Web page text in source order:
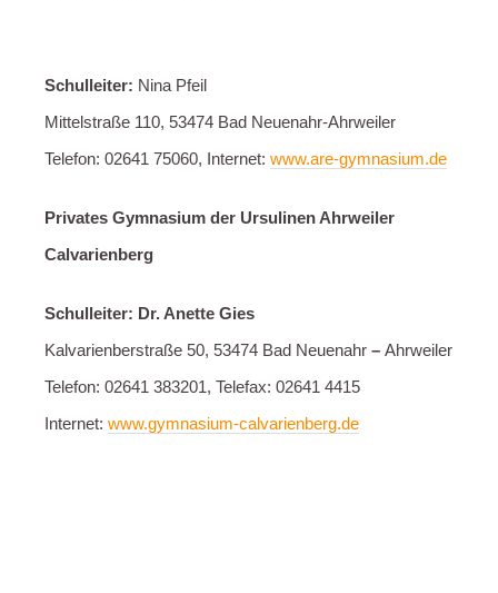
Schulleiter: Nina Pfeil
Mittelstraße 110, 53474 Bad Neuenahr-Ahrweiler
Telefon: 02641 75060, Internet: www.are-gymnasium.de
Privates Gymnasium der Ursulinen Ahrweiler
Calvarienberg
Schulleiter: Dr. Anette Gies
Kalvarienberstraße 50, 53474 Bad Neuenahr – Ahrweiler
Telefon: 02641 383201, Telefax: 02641 4415
Internet: www.gymnasium-calvarienberg.de